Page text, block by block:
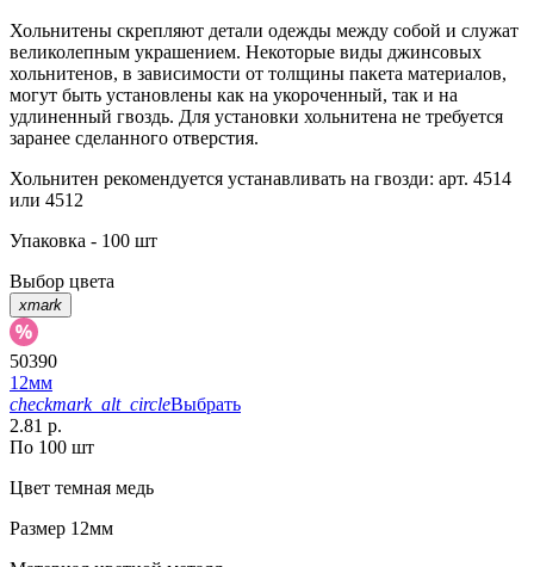
Хольнитены скрепляют детали одежды между собой и служат
великолепным украшением. Некоторые виды джинсовых
хольнитенов, в зависимости от толщины пакета материалов,
могут быть установлены как на укороченный, так и на
удлиненный гвоздь. Для установки хольнитена не требуется
заранее сделанного отверстия.
Хольнитен рекомендуется устанавливать на гвозди: арт. 4514
или 4512
Упаковка - 100 шт
Выбор цвета
xmark
50390
12мм
checkmark_alt_circleВыбрать
2.81 р.
По 100 шт
Цвет темная медь
Размер 12мм